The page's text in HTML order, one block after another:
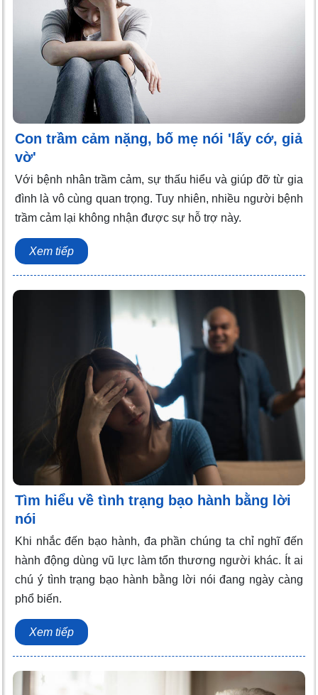
Con trầm cảm nặng, bố mẹ nói 'lấy cớ, giả
vờ'
Với bệnh nhân trầm cảm, sự thấu hiểu và giúp đỡ từ gia
đình là vô cùng quan trọng. Tuy nhiên, nhiều người bệnh
trầm cảm lại không nhận được sự hỗ trợ này.
Xem tiếp
Tìm hiểu về tình trạng bạo hành bằng lời
nói
Khi nhắc đến bạo hành, đa phần chúng ta chỉ nghĩ đến
hành động dùng vũ lực làm tổn thương người khác. Ít ai
chú ý tình trạng bạo hành bằng lời nói đang ngày càng
phổ biến.
Xem tiếp